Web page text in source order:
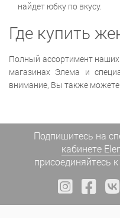
найдет юбку по вкусу.
Где купить
Полный ассортимент
магазинах Элема и
внимание, Вы также
Подпишитесь на
кабинете
присоединяйтесь